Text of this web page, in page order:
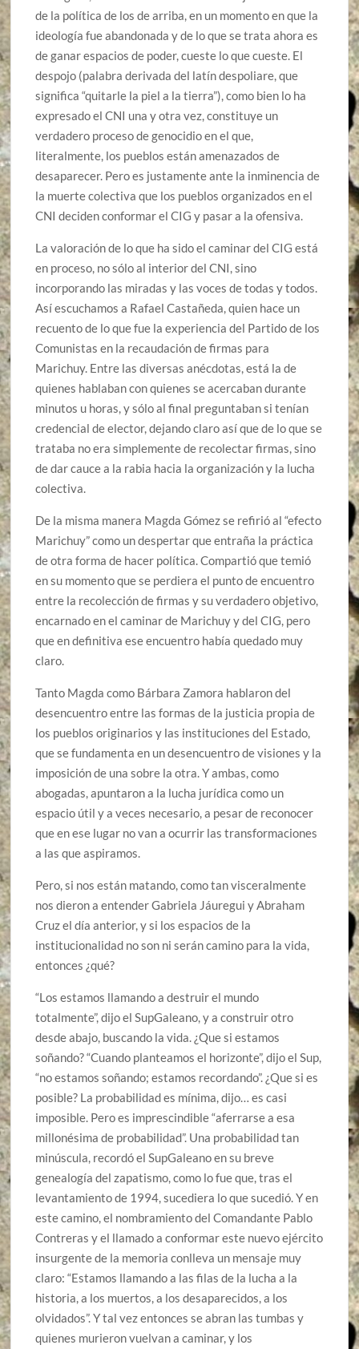
de la política de los de arriba, en un momento en que la
ideología fue abandonada y de lo que se trata ahora es
de ganar espacios de poder, cueste lo que cueste. El
despojo (palabra derivada del latín despoliare, que
significa “quitarle la piel a la tierra”), como bien lo ha
expresado el CNI una y otra vez, constituye un
verdadero proceso de genocidio en el que,
literalmente, los pueblos están amenazados de
desaparecer. Pero es justamente ante la inminencia de
la muerte colectiva que los pueblos organizados en el
CNI deciden conformar el CIG y pasar a la ofensiva.
La valoración de lo que ha sido el caminar del CIG está
en proceso, no sólo al interior del CNI, sino
incorporando las miradas y las voces de todas y todos.
Así escuchamos a Rafael Castañeda, quien hace un
recuento de lo que fue la experiencia del Partido de los
Comunistas en la recaudación de firmas para
Marichuy. Entre las diversas anécdotas, está la de
quienes hablaban con quienes se acercaban durante
minutos u horas, y sólo al final preguntaban si tenían
credencial de elector, dejando claro así que de lo que se
trataba no era simplemente de recolectar firmas, sino
de dar cauce a la rabia hacia la organización y la lucha
colectiva.
De la misma manera Magda Gómez se refirió al “efecto
Marichuy” como un despertar que entraña la práctica
de otra forma de hacer política. Compartió que temió
en su momento que se perdiera el punto de encuentro
entre la recolección de firmas y su verdadero objetivo,
encarnado en el caminar de Marichuy y del CIG, pero
que en definitiva ese encuentro había quedado muy
claro.
Tanto Magda como Bárbara Zamora hablaron del
desencuentro entre las formas de la justicia propia de
los pueblos originarios y las instituciones del Estado,
que se fundamenta en un desencuentro de visiones y la
imposición de una sobre la otra. Y ambas, como
abogadas, apuntaron a la lucha jurídica como un
espacio útil y a veces necesario, a pesar de reconocer
que en ese lugar no van a ocurrir las transformaciones
a las que aspiramos.
Pero, si nos están matando, como tan visceralmente
nos dieron a entender Gabriela Jáuregui y Abraham
Cruz el día anterior, y si los espacios de la
institucionalidad no son ni serán camino para la vida,
entonces ¿qué?
“Los estamos llamando a destruir el mundo
totalmente”, dijo el SupGaleano, y a construir otro
desde abajo, buscando la vida. ¿Que si estamos
soñando? “Cuando planteamos el horizonte”, dijo el Sup,
“no estamos soñando; estamos recordando”. ¿Que si es
posible? La probabilidad es mínima, dijo… es casi
imposible. Pero es imprescindible “aferrarse a esa
millonésima de probabilidad”. Una probabilidad tan
minúscula, recordó el SupGaleano en su breve
genealogía del zapatismo, como lo fue que, tras el
levantamiento de 1994, sucediera lo que sucedió. Y en
este camino, el nombramiento del Comandante Pablo
Contreras y el llamado a conformar este nuevo ejército
insurgente de la memoria conlleva un mensaje muy
claro: “Estamos llamando a las filas de la lucha a la
historia, a los muertos, a los desaparecidos, a los
olvidados”. Y tal vez entonces se abran las tumbas y
quienes murieron vuelvan a caminar, y los